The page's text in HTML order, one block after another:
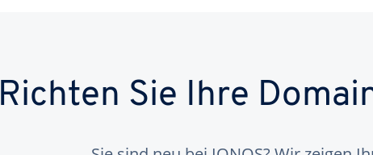
Richten Sie Ihre